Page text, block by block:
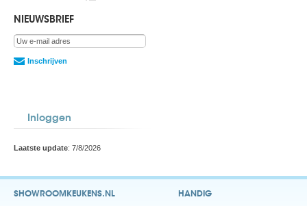
NIEUWSBRIEF
Inschrijven
Inloggen
Laatste update: 7/8/2026
SHOWROOMKEUKENS.NL HANDIG